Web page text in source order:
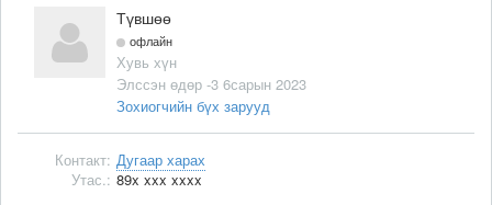
Түвшөө
офлайн
Хувь хүн
Элссэн өдөр -3 6сарын 2023
Зохиогчийн бүх зарууд
Контакт: Дугаар харах
Утас.: 89x xxx xxxx